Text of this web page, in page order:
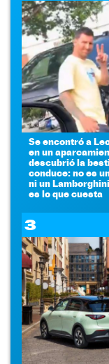
Se encontró a
en un
descubrió la
conduce: no es
ni un
es lo que cuesta
3